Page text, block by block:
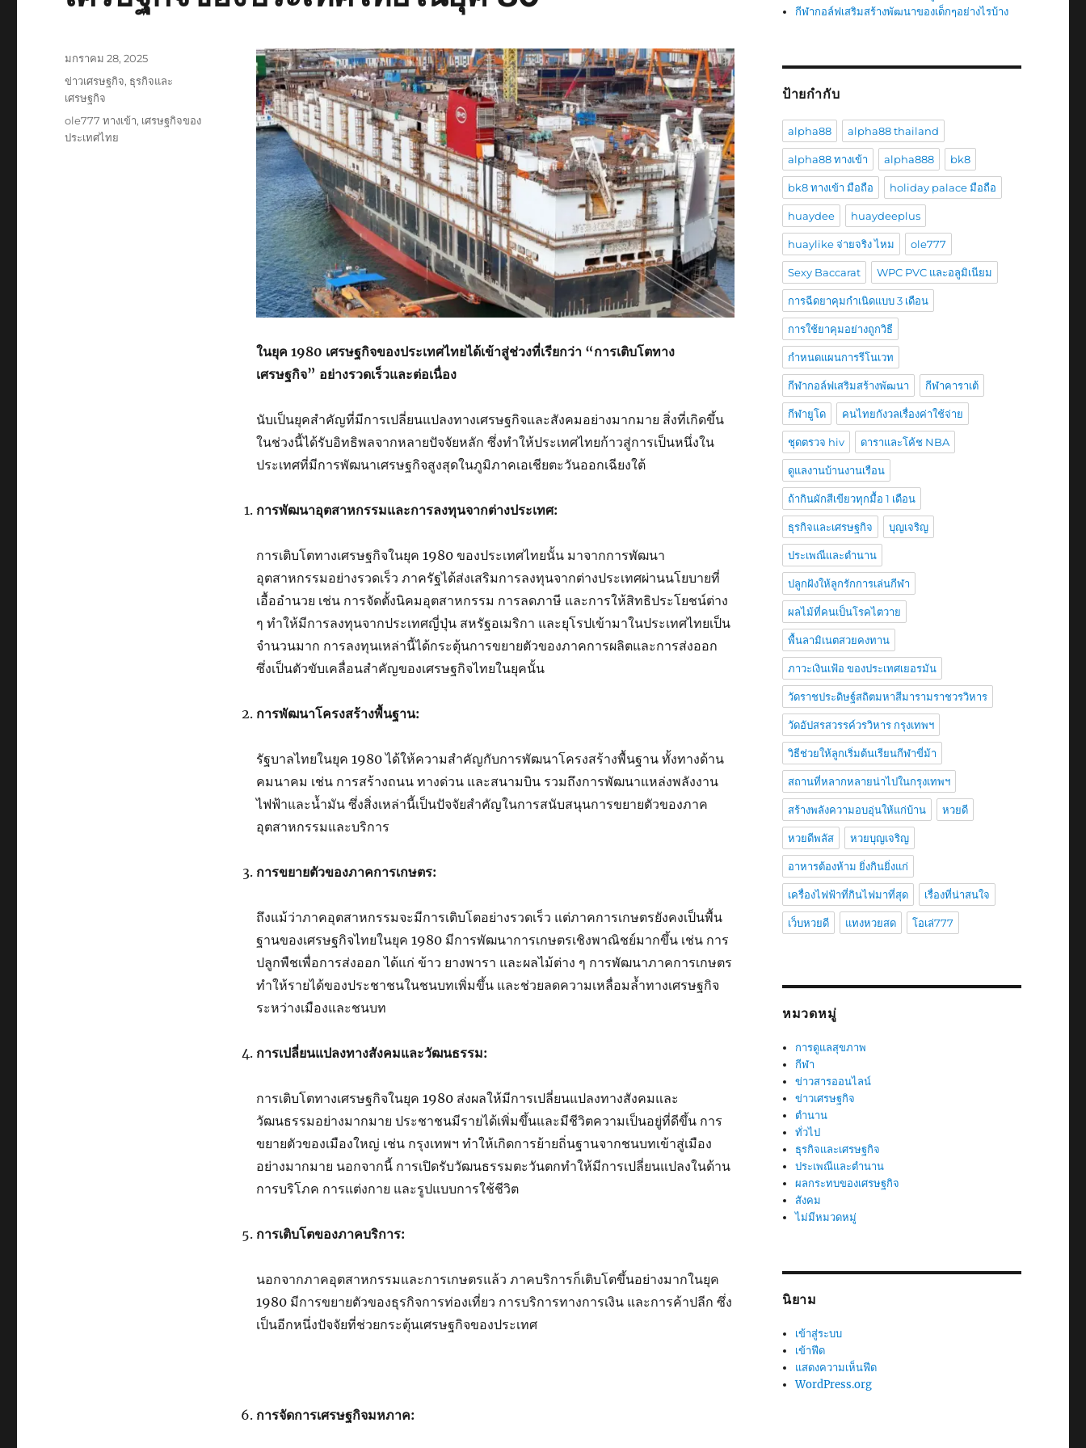
ในยุค 1980 เศรษฐกิจของประเทศไทยได้เข้าสู่ช่วงที่เรียกว่า “การเติบโตทาง
เศรษฐกิจ” อย่างรวดเร็วและต่อเนื่อง
นับเป็นยุคสำคัญที่มีการเปลี่ยนแปลงทางเศรษฐกิจและสังคมอย่างมากมาย สิ่งที่เกิดขึ้น
ในช่วงนี้ได้รับอิทธิพลจากหลายปัจจัยหลัก ซึ่งทำให้ประเทศไทยก้าวสู่การเป็นหนึ่งใน
ประเทศที่มีการพัฒนาเศรษฐกิจสูงสุดในภูมิภาคเอเชียตะวันออกเฉียงใต้
การพัฒนาอุตสาหกรรมและการลงทุนจากต่างประเทศ:
การเติบโตทางเศรษฐกิจในยุค 1980 ของประเทศไทยนั้น มาจากการพัฒนา
อุตสาหกรรมอย่างรวดเร็ว ภาครัฐได้ส่งเสริมการลงทุนจากต่างประเทศผ่านนโยบายที่
เอื้ออำนวย เช่น การจัดตั้งนิคมอุตสาหกรรม การลดภาษี และการให้สิทธิประโยชน์ต่าง
ๆ ทำให้มีการลงทุนจากประเทศญี่ปุ่น สหรัฐอเมริกา และยุโรปเข้ามาในประเทศไทยเป็น
จำนวนมาก การลงทุนเหล่านี้ได้กระตุ้นการขยายตัวของภาคการผลิตและการส่งออก
ซึ่งเป็นตัวขับเคลื่อนสำคัญของเศรษฐกิจไทยในยุคนั้น
การพัฒนาโครงสร้างพื้นฐาน:
รัฐบาลไทยในยุค 1980 ได้ให้ความสำคัญกับการพัฒนาโครงสร้างพื้นฐาน ทั้งทางด้าน
คมนาคม เช่น การสร้างถนน ทางด่วน และสนามบิน รวมถึงการพัฒนาแหล่งพลังงาน
ไฟฟ้าและน้ำมัน ซึ่งสิ่งเหล่านี้เป็นปัจจัยสำคัญในการสนับสนุนการขยายตัวของภาค
อุตสาหกรรมและบริการ
การขยายตัวของภาคการเกษตร:
ถึงแม้ว่าภาคอุตสาหกรรมจะมีการเติบโตอย่างรวดเร็ว แต่ภาคการเกษตรยังคงเป็นพื้น
ฐานของเศรษฐกิจไทยในยุค 1980 มีการพัฒนาการเกษตรเชิงพาณิชย์มากขึ้น เช่น การ
ปลูกพืชเพื่อการส่งออก ได้แก่ ข้าว ยางพารา และผลไม้ต่าง ๆ การพัฒนาภาคการเกษตร
ทำให้รายได้ของประชาชนในชนบทเพิ่มขึ้น และช่วยลดความเหลื่อมล้ำทางเศรษฐกิจ
ระหว่างเมืองและชนบท
การเปลี่ยนแปลงทางสังคมและวัฒนธรรม:
การเติบโตทางเศรษฐกิจในยุค 1980 ส่งผลให้มีการเปลี่ยนแปลงทางสังคมและ
วัฒนธรรมอย่างมากมาย ประชาชนมีรายได้เพิ่มขึ้นและมีชีวิตความเป็นอยู่ที่ดีขึ้น การ
ขยายตัวของเมืองใหญ่ เช่น กรุงเทพฯ ทำให้เกิดการย้ายถิ่นฐานจากชนบทเข้าสู่เมือง
อย่างมากมาย นอกจากนี้ การเปิดรับวัฒนธรรมตะวันตกทำให้มีการเปลี่ยนแปลงในด้าน
การบริโภค การแต่งกาย และรูปแบบการใช้ชีวิต
การเติบโตของภาคบริการ:
นอกจากภาคอุตสาหกรรมและการเกษตรแล้ว ภาคบริการก็เติบโตขึ้นอย่างมากในยุค
1980 มีการขยายตัวของธุรกิจการท่องเที่ยว การบริการทางการเงิน และการค้าปลีก ซึ่ง
เป็นอีกหนึ่งปัจจัยที่ช่วยกระตุ้นเศรษฐกิจของประเทศ
การจัดการเศรษฐกิจมหภาค:
เขียน
เมื่อ
มกราคม 28, 2025
หมวด
หมู่
ข่าวเศรษฐกิจ, ธุรกิจและ
เศรษฐกิจ
ป้าย
กำกับ
ole777 ทางเข้า, เศรษฐกิจของ
ประเทศไทย
กีฬากอล์ฟเสริมสร้างพัฒนาของเด็กๆอย่างไรบ้าง
ป้ายกำกับ
alpha88 alpha88 thailand
alpha88 ทางเข้า alpha888 bk8
bk8 ทางเข้า มือถือ holiday palace มือถือ
huaydee huaydeeplus
huaylike จ่ายจริง ไหม ole777
Sexy Baccarat WPC PVC และอลูมิเนียม
การฉีดยาคุมกำเนิดแบบ 3 เดือน
การใช้ยาคุมอย่างถูกวิธี
กำหนดแผนการรีโนเวท
กีฬากอล์ฟเสริมสร้างพัฒนา กีฬาคาราเต้
กีฬายูโด คนไทยกังวลเรื่องค่าใช้จ่าย
ชุดตรวจ hiv ดาราและโค้ช NBA
ดูแลงานบ้านงานเรือน
ถ้ากินผักสีเขียวทุกมื้อ 1 เดือน
ธุรกิจและเศรษฐกิจ บุญเจริญ
ประเพณีและตำนาน
ปลูกฝังให้ลูกรักการเล่นกีฬา
ผลไม้ที่คนเป็นโรคไตวาย
พื้นลามิเนตสวยคงทาน
ภาวะเงินเฟ้อ ของประเทศเยอรมัน
วัดราชประดิษฐ์สถิตมหาสีมารามราชวรวิหาร
วัดอัปสรสวรรค์วรวิหาร กรุงเทพฯ
วิธีช่วยให้ลูกเริ่มต้นเรียนกีฬาขี่ม้า
สถานที่หลากหลายน่าไปในกรุงเทพฯ
สร้างพลังความอบอุ่นให้แก่บ้าน หวยดี
หวยดีพลัส หวยบุญเจริญ
อาหารต้องห้าม ยิ่งกินยิ่งแก่
เครื่องไฟฟ้าที่กินไฟมาที่สุด เรื่องที่น่าสนใจ
เว็บหวยดี แทงหวยสด โอเล่777
หมวดหมู่
การดูแลสุขภาพ
กีฬา
ข่าวสารออนไลน์
ข่าวเศรษฐกิจ
ตำนาน
ทั่วไป
ธุรกิจและเศรษฐกิจ
ประเพณีและตำนาน
ผลกระทบของเศรษฐกิจ
สังคม
ไม่มีหมวดหมู่
นิยาม
เข้าสู่ระบบ
เข้าฟีด
แสดงความเห็นฟีด
WordPress.org